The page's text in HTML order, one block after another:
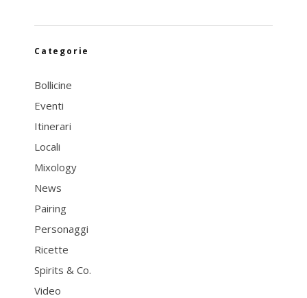
Categorie
Bollicine
Eventi
Itinerari
Locali
Mixology
News
Pairing
Personaggi
Ricette
Spirits & Co.
Video